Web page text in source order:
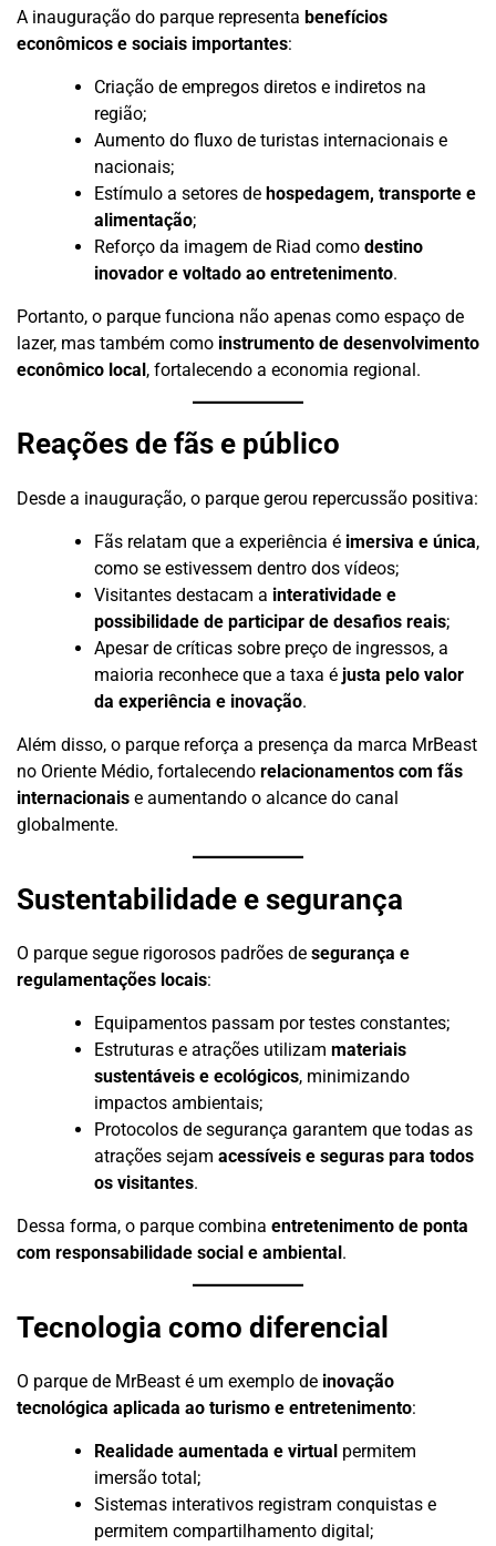
A inauguração do parque representa benefícios
econômicos e sociais importantes:
Criação de empregos diretos e indiretos na
região;
Aumento do fluxo de turistas internacionais e
nacionais;
Estímulo a setores de hospedagem, transporte e
alimentação;
Reforço da imagem de Riad como destino
inovador e voltado ao entretenimento.
Portanto, o parque funciona não apenas como espaço de
lazer, mas também como instrumento de desenvolvimento
econômico local, fortalecendo a economia regional.
Reações de fãs e público
Desde a inauguração, o parque gerou repercussão positiva:
Fãs relatam que a experiência é imersiva e única,
como se estivessem dentro dos vídeos;
Visitantes destacam a interatividade e
possibilidade de participar de desafios reais;
Apesar de críticas sobre preço de ingressos, a
maioria reconhece que a taxa é justa pelo valor
da experiência e inovação.
Além disso, o parque reforça a presença da marca MrBeast
no Oriente Médio, fortalecendo relacionamentos com fãs
internacionais e aumentando o alcance do canal
globalmente.
Sustentabilidade e segurança
O parque segue rigorosos padrões de segurança e
regulamentações locais:
Equipamentos passam por testes constantes;
Estruturas e atrações utilizam materiais
sustentáveis e ecológicos, minimizando
impactos ambientais;
Protocolos de segurança garantem que todas as
atrações sejam acessíveis e seguras para todos
os visitantes.
Dessa forma, o parque combina entretenimento de ponta
com responsabilidade social e ambiental.
Tecnologia como diferencial
O parque de MrBeast é um exemplo de inovação
tecnológica aplicada ao turismo e entretenimento:
Realidade aumentada e virtual permitem
imersão total;
Sistemas interativos registram conquistas e
permitem compartilhamento digital;